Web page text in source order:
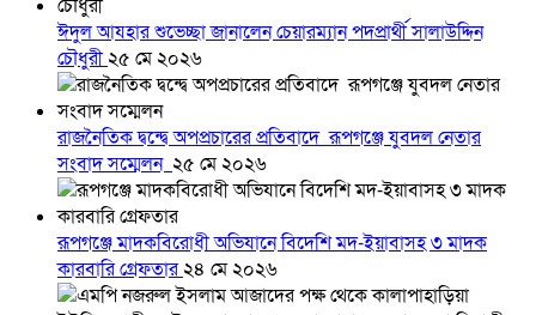
ঈদুল আযহার শুভেচ্ছা জানালেন চেয়ারম্যান পদপ্রার্থী সালাউদ্দিন
চৌধুরী২৫ মে ২০২৬
রাজনৈতিক দ্বন্দ্বে অপপ্রচারের প্রতিবাদে ‎রূপগঞ্জে যুবদল নেতার
সংবাদ সম্মেলন ‎ ২৫ মে ২০২৬
রূপগঞ্জে মাদকবিরোধী অভিযানে বিদেশি মদ-ইয়াবাসহ ৩ মাদক
কারবারি গ্রেফতার২৪ মে ২০২৬